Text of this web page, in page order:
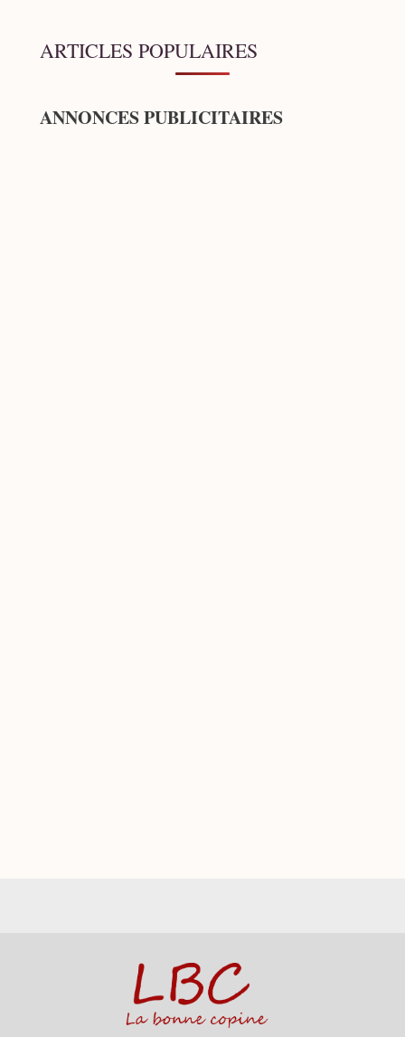
ARTICLES POPULAIRES
ANNONCES PUBLICITAIRES